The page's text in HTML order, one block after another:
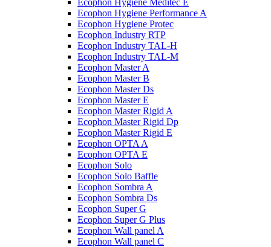
Ecophon Hygiene Meditec E
Ecophon Hygiene Performance A
Ecophon Hygiene Proteс
Ecophon Industry RTP
Ecophon Industry TAL-H
Ecophon Industry TAL-M
Ecophon Master A
Ecophon Master B
Ecophon Master Ds
Ecophon Master E
Ecophon Master Rigid A
Ecophon Master Rigid Dp
Ecophon Master Rigid E
Ecophon OPTA A
Ecophon OPTA E
Ecophon Solo
Ecophon Solo Baffle
Ecophon Sombra A
Ecophon Sombra Ds
Ecophon Super G
Ecophon Super G Plus
Ecophon Wall panel A
Ecophon Wall panel C